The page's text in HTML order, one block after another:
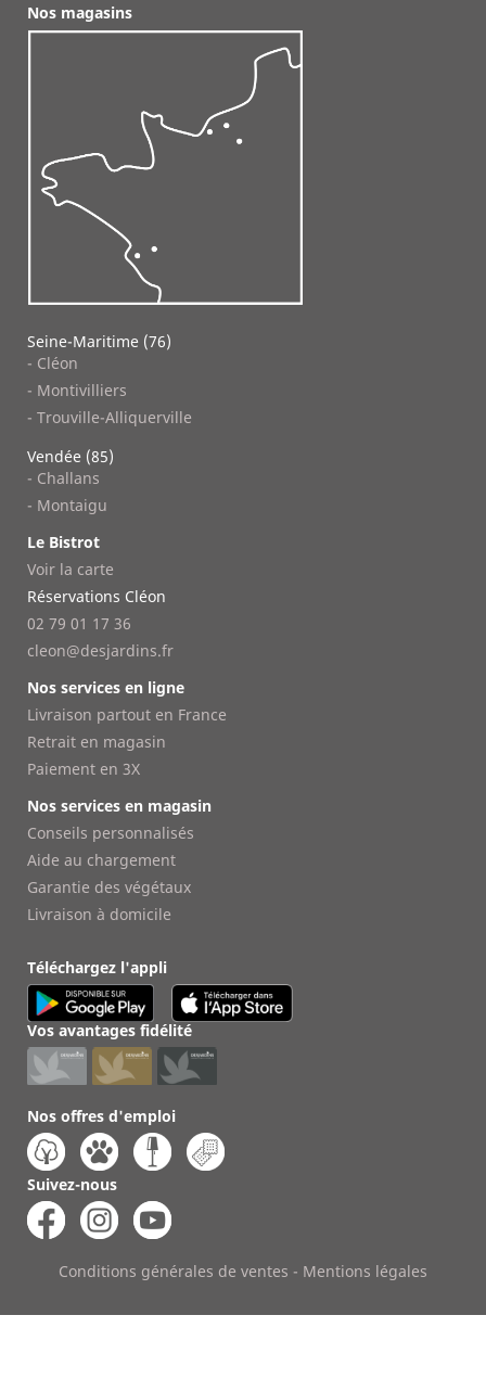
Nos magasins
Seine-Maritime (76)
- Cléon
- Montivilliers
- Trouville-Alliquerville
Vendée (85)
- Challans
- Montaigu
Le Bistrot
Voir la carte
Réservations Cléon
02 79 01 17 36
cleon@desjardins.fr
Nos services en ligne
Livraison partout en France
Retrait en magasin
Paiement en 3X
Nos services en magasin
Conseils personnalisés
Aide au chargement
Garantie des végétaux
Livraison à domicile
Téléchargez l'appli
Vos avantages fidélité
Nos offres d'emploi
Suivez-nous
Conditions générales de ventes - Mentions légales